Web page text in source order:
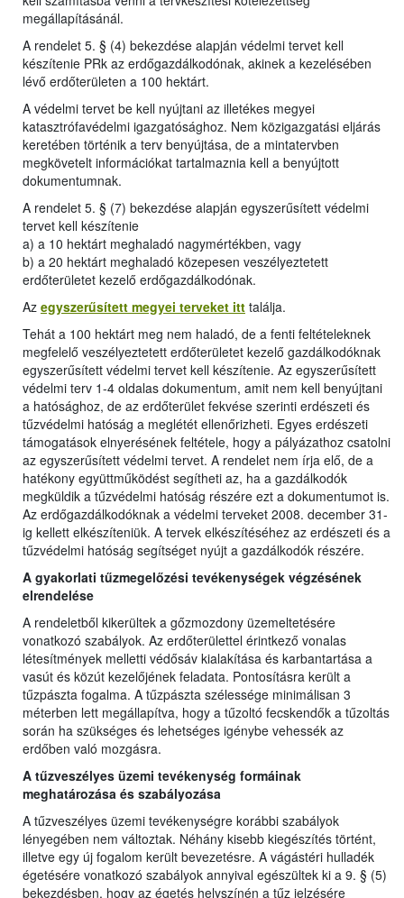
megállapításánál.
A rendelet 5. § (4) bekezdése alapján védelmi tervet kell
készítenie PRk az erdőgazdálkodónak, akinek a kezelésében
lévő erdőterületen a 100 hektárt.
A védelmi tervet be kell nyújtani az illetékes megyei
katasztrófavédelmi igazgatósághoz. Nem közigazgatási eljárás
keretében történik a terv benyújtása, de a mintatervben
megkövetelt információkat tartalmaznia kell a benyújtott
dokumentumnak.
A rendelet 5. § (7) bekezdése alapján egyszerűsített védelmi
tervet kell készítenie
a) a 10 hektárt meghaladó nagymértékben, vagy
b) a 20 hektárt meghaladó közepesen veszélyeztetett
erdőterületet kezelő erdőgazdálkodónak.
Az egyszerűsített megyei terveket itt találja.
Tehát a 100 hektárt meg nem haladó, de a fenti feltételeknek
megfelelő veszélyeztetett erdőterületet kezelő gazdálkodóknak
egyszerűsített védelmi tervet kell készítenie. Az egyszerűsített
védelmi terv 1-4 oldalas dokumentum, amit nem kell benyújtani
a hatósághoz, de az erdőterület fekvése szerinti erdészeti és
tűzvédelmi hatóság a meglétét ellenőrizheti. Egyes erdészeti
támogatások elnyerésének feltétele, hogy a pályázathoz csatolni
az egyszerűsített védelmi tervet. A rendelet nem írja elő, de a
hatékony együttműködést segítheti az, ha a gazdálkodók
megküldik a tűzvédelmi hatóság részére ezt a dokumentumot is.
Az erdőgazdálkodóknak a védelmi terveket 2008. december 31-
ig kellett elkészíteniük. A tervek elkészítéséhez az erdészeti és a
tűzvédelmi hatóság segítséget nyújt a gazdálkodók részére.
A gyakorlati tűzmegelőzési tevékenységek végzésének
elrendelése
A rendeletből kikerültek a gőzmozdony üzemeltetésére
vonatkozó szabályok. Az erdőterülettel érintkező vonalas
létesítmények melletti védősáv kialakítása és karbantartása a
vasút és közút kezelőjének feladata. Pontosításra került a
tűzpászta fogalma. A tűzpászta szélessége minimálisan 3
méterben lett megállapítva, hogy a tűzoltó fecskendők a tűzoltás
során ha szükséges és lehetséges igénybe vehessék az
erdőben való mozgásra.
A tűzveszélyes üzemi tevékenység formáinak
meghatározása és szabályozása
A tűzveszélyes üzemi tevékenységre korábbi szabályok
lényegében nem változtak. Néhány kisebb kiegészítés történt,
illetve egy új fogalom került bevezetésre. A vágástéri hulladék
égetésére vonatkozó szabályok annyival egészültek ki a 9. § (5)
bekezdésben, hogy az égetés helyszínén a tűz jelzésére